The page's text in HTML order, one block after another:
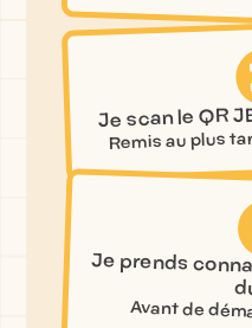
Je scan le QR
Remis au plus
Je prends
Avant de